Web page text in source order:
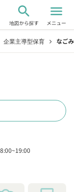
search
地図から探す
menu
メニュー
企業主導型保育 chevron_right なご